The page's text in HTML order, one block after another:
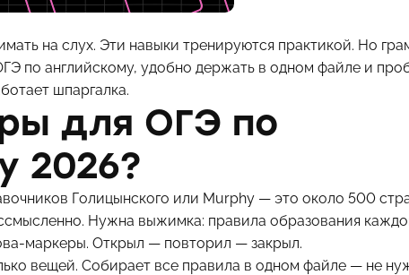
на слух. Эти навыки тренируются практикой. Но
по английскому, удобно держать в одном файле и
шпаргалка.
для ОГЭ по
2026?
Голицынского или Murphy — это около 500
Нужна выжимка: правила образования
маркеры. Открыл — повторил — закрыл.
вещей. Собирает все правила в одном файле — не